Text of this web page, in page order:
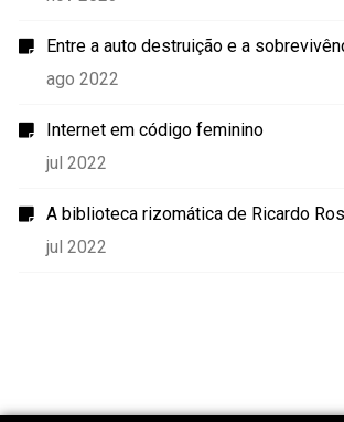
Entre a auto destruição e a
ago 2022
Internet em código feminino
jul 2022
A biblioteca rizomática de Ricardo
jul 2022